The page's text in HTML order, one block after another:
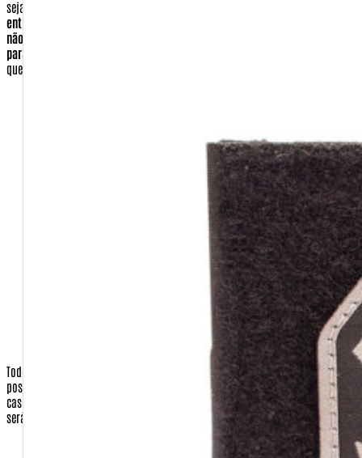
seja reenviado.
entrega novamente de forma gratuita e não o fará. Por esse motivo e para
não ter um custo a mais, certifique-se de que seu endereço esta correto
para a entrega.
que o comprador seja identificado.
Senha (você escolherá no ato de se cadastrar)
Todos os dados de endereçamento são utilizados apenas para que
possamos enviar os produtos requisitados pelo cliente, ou a nota fiscal, em
caso de presente para terceiros.
Nenhuma correspondência promocional
será enviada sem o consentimento do cliente.
Operadora do Cartão de Crédito (apenas quando a opção de